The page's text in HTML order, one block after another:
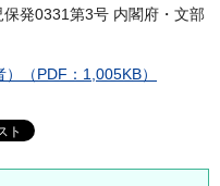
発0331第3号 内閣府・文部
（PDF：1,005KB）